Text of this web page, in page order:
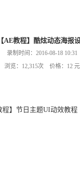
【AE教程】酷炫动态海报
录制时间：2016-08-18 10:31
浏览：12,315次 价格：12 元